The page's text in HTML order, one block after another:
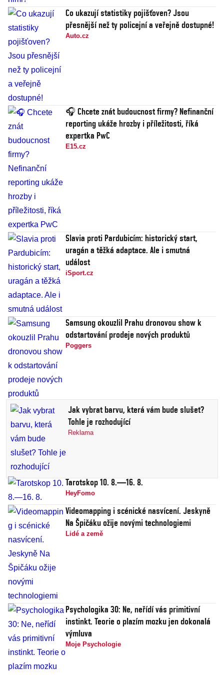
Co ukazují statistiky pojišťoven? Jsou
přesnější než ty policejní a veřejně dostupné!
Auto.cz
🎧 Chcete znát budoucnost firmy? Nefinanční
reporting ukáže hrozby i příležitosti, říká
expertka PwC
E15.cz
Slavia proti Pardubicím: historický start,
uragán a těžká adaptace. Ale i smutná
událost
iSport.cz
Samsung okouzlil Prahu dronovou show k
odstartování prodeje nových produktů
Poggers
Jak vybrat barvu, která vám bude slušet?
Tohle je rozhodující
Reklama
Tarotskop 10. 8.—16. 8.
HeyFomo
Videomapping i scénické nasvícení. Jeskyně
Na Špičáku ožije novými technologiemi
Lidé a země
Psychologika 30: Ne, neřídí vás primitivní
instinkt. Teorie o plazím mozku jen dokonalá
výmluva
Moje Psychologie